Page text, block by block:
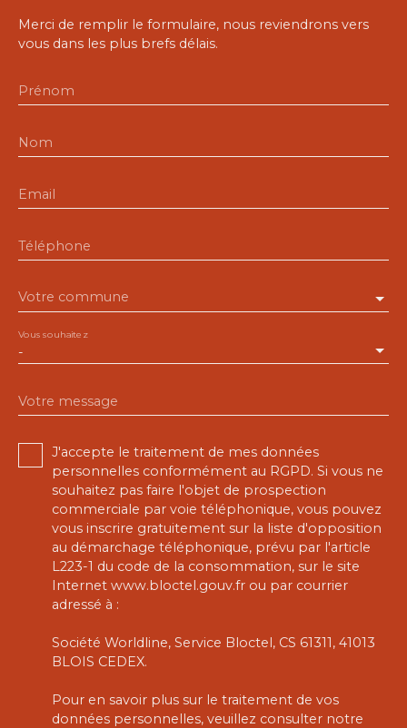
Merci de remplir le formulaire, nous reviendrons vers
vous dans les plus brefs délais.
Prénom
Nom
Email
Téléphone
Votre commune
-
Vous souhaitez
Votre message
J'accepte le traitement de mes données
personnelles conformément au RGPD. Si vous ne
souhaitez pas faire l'objet de prospection
commerciale par voie téléphonique, vous pouvez
vous inscrire gratuitement sur la liste d'opposition
au démarchage téléphonique, prévu par l'article
L223-1 du code de la consommation, sur le site
Internet www.bloctel.gouv.fr ou par courrier
adressé à :
Société Worldline, Service Bloctel, CS 61311, 41013
BLOIS CEDEX.
Pour en savoir plus sur le traitement de vos
données personnelles, veuillez consulter notre